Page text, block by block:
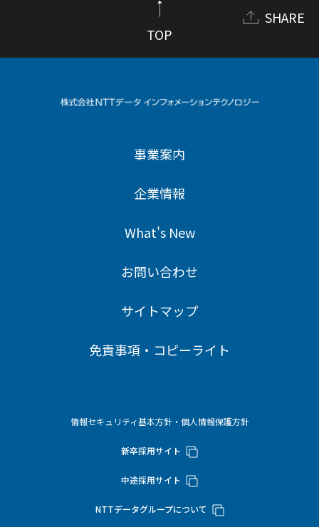
TOP
SHARE
事業案内
企業情報
What's New
お問い合わせ
サイトマップ
免責事項・コピーライト
情報セキュリティ基本方針・個人情報保護方針
新卒採用サイト
中途採用サイト
NTTデータグループについて